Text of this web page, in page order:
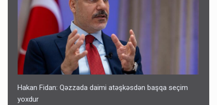
Hakan Fidan: Qəzzada daimi atəşkəsdən başqa seçim
yoxdur